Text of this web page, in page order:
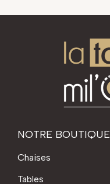
NOTRE BOUTIQUE
Chaises
Tables